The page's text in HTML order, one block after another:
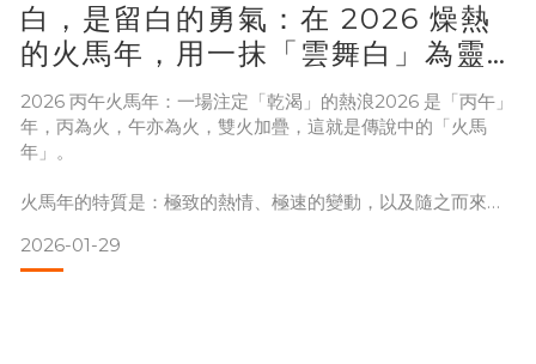
為什麼一到春天，身體就特別容易疲倦與腸胃不順？
針對這些常見的季節轉換問題，柯莉文中醫師指出，人體在春
季會進入一個調整與更新的階段。如果沒有順應節氣養生，身
體就容易出現疲倦、腸胃不順與過敏問題。在中醫理論中，春
季養生的核心，其實是：養肝健脾與天然腸道保養。透過溫和
的飲食與生活調整，可以幫助身體在換季期間
白，是留白的勇氣：在 2026 燥熱
的火馬年，用一抹「雲舞白」為靈
魂深呼吸，找回優雅的招財體質
2026 丙午火馬年：一場注定「乾渴」的熱浪2026 是「丙午」
年，丙為火，午亦為火，雙火加疊，這就是傳說中的「火馬
年」。
火馬年的特質是：極致的熱情、極速的變動，以及隨之而來的
這一年，各行各業的競爭會進入白熱化，資訊量會像烈火般灼
2026-01-29